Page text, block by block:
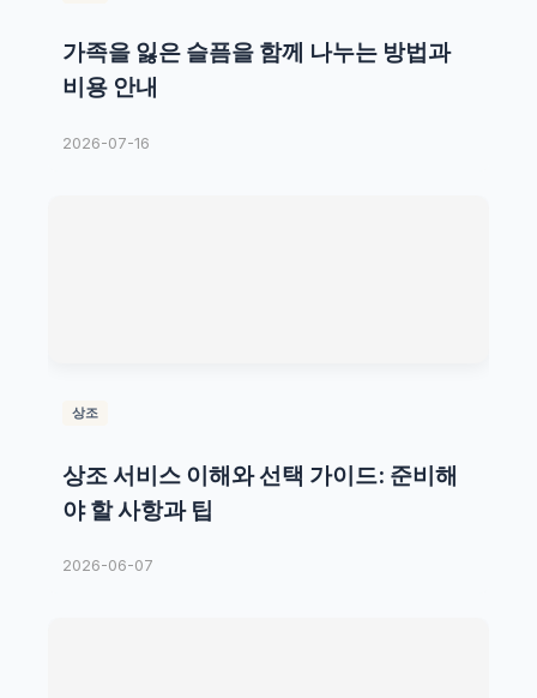
가족을 잃은 슬픔을 함께 나누는 방법과
비용 안내
2026-07-16
상조
상조 서비스 이해와 선택 가이드: 준비해
야 할 사항과 팁
2026-06-07